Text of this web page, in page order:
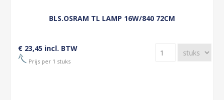
BLS.OSRAM TL LAMP 16W/840 72CM
€ 23,45 incl. BTW
Prijs per 1 stuks